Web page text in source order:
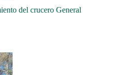
del crucero General